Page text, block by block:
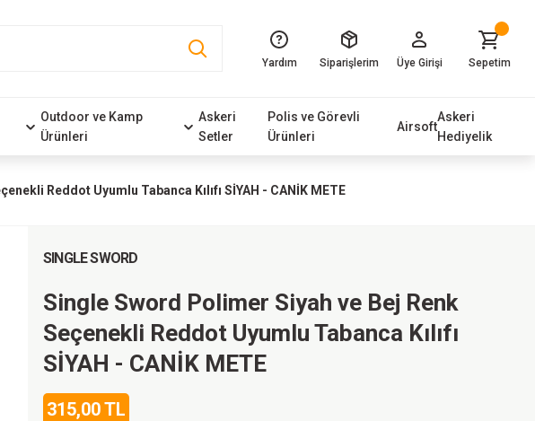
Yardım Siparişlerim Üye Girişi Sepetim
Outdoor ve Kamp
Ürünleri
Askeri
Setler
Polis ve Görevli
Ürünleri
Airsoft
Askeri
Hediyelik
Reddot Uyumlu Tabanca Kılıfı SİYAH - CANİK METE
SINGLE SWORD
Single Sword Polimer Siyah ve Bej Renk
Seçenekli Reddot Uyumlu Tabanca Kılıfı
SİYAH - CANİK METE
315,00 TL